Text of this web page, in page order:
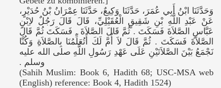
وَحَدَّثَنَا ابْنُ أَبِي عُمَرَ، حَدَّثَنَا وَكِيعٌ، حَدَّثَنَا عِمْرَانُ بْنُ حُدَيْرٍ،
عَنْ عَبْدِ اللَّهِ بْنِ شَقِيقٍ الْعُقَيْلِيِّ، قَالَ قَالَ رَجُلٌ لاِبْنِ
عَبَّاسٍ الصَّلاَةَ فَسَكَتَ ‏.‏ ثُمَّ قَالَ الصَّلاَةَ ‏.‏ فَسَكَتَ ثُمَّ قَالَ
الصَّلاَةَ فَسَكَتَ ‏.‏ ثُمَّ قَالَ لاَ أُمَّ لَكَ أَتُعَلِّمُنَا بِالصَّلاَةِ وَكُنَّا
نَجْمَعُ بَيْنَ الصَّلاَتَيْنِ عَلَى عَهْدِ رَسُولِ اللَّهِ صلى الله عليه
وسلم ‏.‏
(Sahih Muslim: Book 6, Hadith 68; USC-MSA web
(English) reference: Book 4, Hadith 1524)